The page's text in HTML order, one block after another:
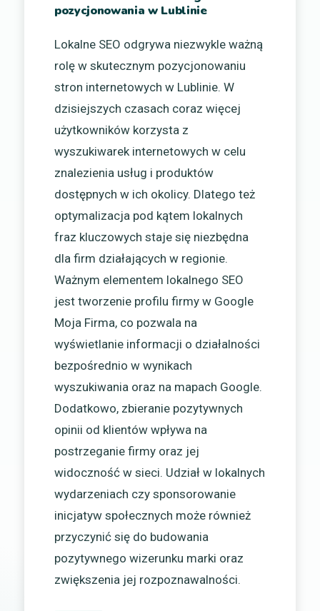
pozycjonowania w Lublinie
Lokalne SEO odgrywa niezwykle ważną
rolę w skutecznym pozycjonowaniu
stron internetowych w Lublinie. W
dzisiejszych czasach coraz więcej
użytkowników korzysta z
wyszukiwarek internetowych w celu
znalezienia usług i produktów
dostępnych w ich okolicy. Dlatego też
optymalizacja pod kątem lokalnych
fraz kluczowych staje się niezbędna
dla firm działających w regionie.
Ważnym elementem lokalnego SEO
jest tworzenie profilu firmy w Google
Moja Firma, co pozwala na
wyświetlanie informacji o działalności
bezpośrednio w wynikach
wyszukiwania oraz na mapach Google.
Dodatkowo, zbieranie pozytywnych
opinii od klientów wpływa na
postrzeganie firmy oraz jej
widoczność w sieci. Udział w lokalnych
wydarzeniach czy sponsorowanie
inicjatyw społecznych może również
przyczynić się do budowania
pozytywnego wizerunku marki oraz
zwiększenia jej rozpoznawalności.